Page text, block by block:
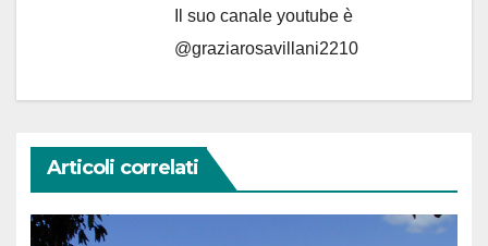
Il suo canale youtube è
@graziarosavillani2210
Articoli correlati